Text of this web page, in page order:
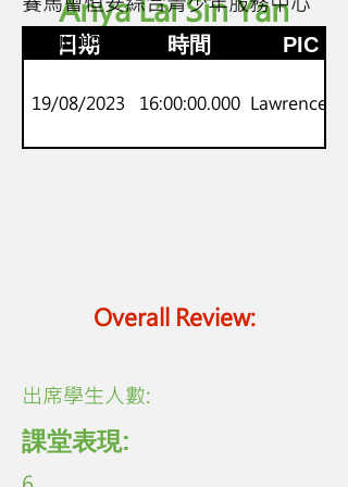
Anya Lai Sin Yan
日期 時間 PIC
19/08/2023 16:00:00.000 Lawrence Lo
Overall Review:
劍橋junior
​出席學生人數:
課堂表現: